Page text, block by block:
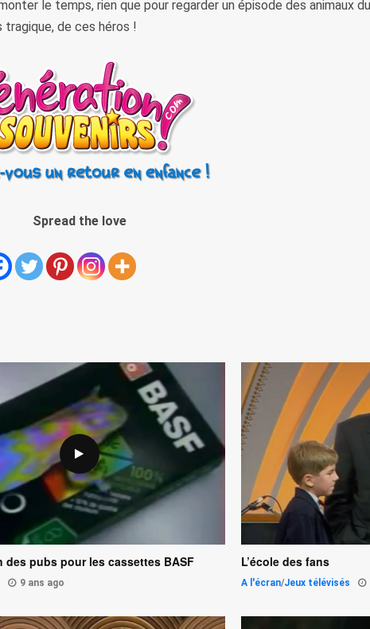
le temps, rien que pour regarder un épisode des animaux
tragique, de ces héros !
Spread the love
des pubs pour les cassettes BASF
9 ans ago
L’école des fans
A l'écran/Jeux télévisés